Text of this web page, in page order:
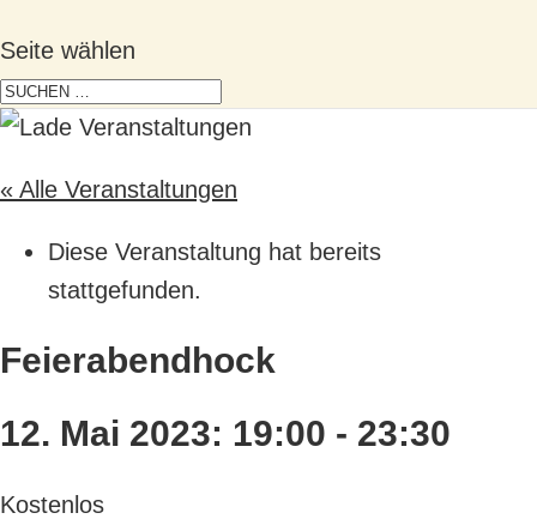
Seite wählen
« Alle Veranstaltungen
Diese Veranstaltung hat bereits
stattgefunden.
Feierabendhock
12. Mai 2023: 19:00 - 23:30
Kostenlos